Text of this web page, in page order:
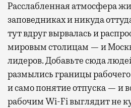
Расслабленная атмосфера
заповедниках и никуда
тут вдруг вырвалась и
мировым столицам — и
лидеров. Добавьте сюда
размылись границы
и само понятие отпуска — и
рабочим Wi-Fi выглядит не